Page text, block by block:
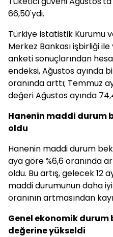
66,50'ydi.
Türkiye İstatistik Kurumu
Merkez Bankası işbirliği
anketi sonuçlarından
endeksi, Ağustos ayında
oranında arttı; Temmuz
değeri Ağustos ayında
Hanenin maddi durum
oldu
Hanenin maddi durum
aya göre %6,6 oranında
oldu. Bu artış, gelecek 12
maddi durumunun daha
oranının artmasından
Genel ekonomik durum
değerine yükseldi